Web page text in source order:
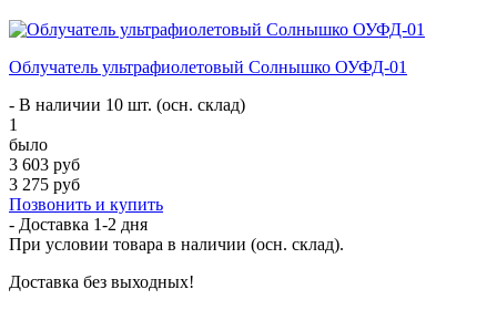
Облучатель ультрафиолетовый Солнышко ОУФД-01
- В наличии 10 шт. (осн. склад)
1
было
3 603 руб
3 275 руб
Позвонить и купить
- Доставка 1-2 дня
При условии товара в наличии (осн. склад).
Доставка без выходных!